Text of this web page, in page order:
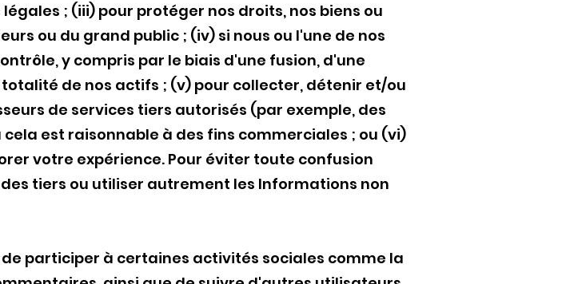
; (iii) pour protéger nos droits, nos biens ou
ou du grand public ; (iv) si nous ou l'une de nos
y compris par le biais d'une fusion, d'une
de nos actifs ; (v) pour collecter, détenir et/ou
de services tiers autorisés (par exemple, des
est raisonnable à des fins commerciales ; ou (vi)
votre expérience. Pour éviter toute confusion
tiers ou utiliser autrement les Informations non
participer à certaines activités sociales comme la